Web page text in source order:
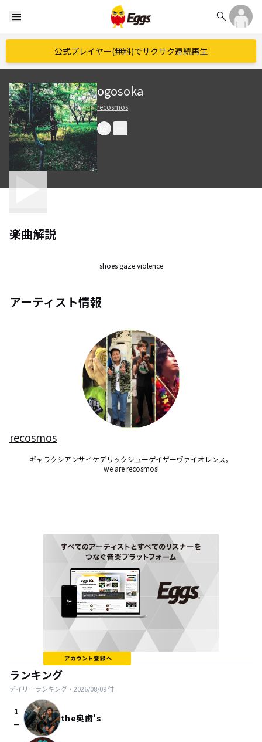
menu search
公式プレイヤー(無料)でサクサク連続再生
ogosoka
recosmos
楽曲解説
shoes gaze violence
アーティスト情報
recosmos
ギャラクシアンサイケデリックシューゲイザーヴァイオレンス。
we are recosmos!
ランキング
デイリーランキング・ 2026/08/09付
1
check_indeterminate_small the奥歯's